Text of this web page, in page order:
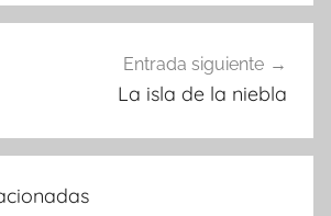
Entrada siguiente
La isla de la niebla